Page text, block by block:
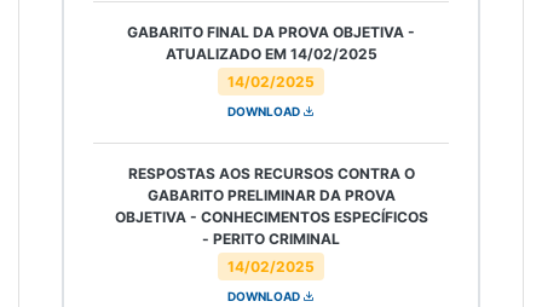
14/02/2025
GABARITO FINAL DA PROVA OBJETIVA -
ATUALIZADO EM 14/02/2025
DOWNLOAD
14/02/2025
RESPOSTAS AOS RECURSOS CONTRA O
GABARITO PRELIMINAR DA PROVA
OBJETIVA - CONHECIMENTOS ESPECÍFICOS
- PERITO CRIMINAL
DOWNLOAD